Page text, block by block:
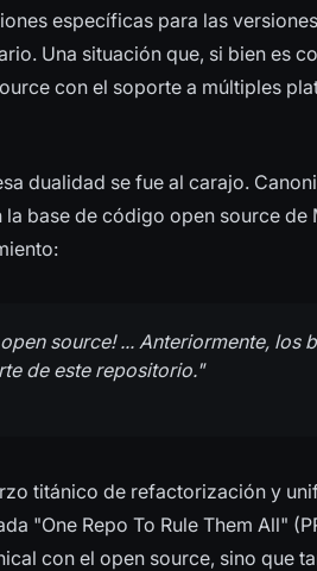
específicas para las
Una situación que, si bien es
con el soporte a múltiples
dualidad se fue al carajo.
base de código open source de
source! ... Anteriormente, los
de este repositorio."
titánico de refactorización y
"One Repo To Rule Them All"
con el open source, sino que